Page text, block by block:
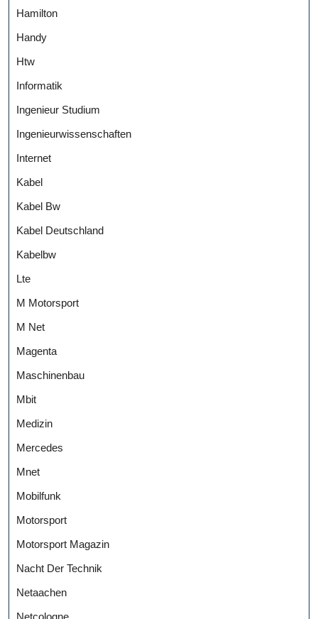
Hamilton
Handy
Htw
Informatik
Ingenieur Studium
Ingenieurwissenschaften
Internet
Kabel
Kabel Bw
Kabel Deutschland
Kabelbw
Lte
M Motorsport
M Net
Magenta
Maschinenbau
Mbit
Medizin
Mercedes
Mnet
Mobilfunk
Motorsport
Motorsport Magazin
Nacht Der Technik
Netaachen
Netcologne